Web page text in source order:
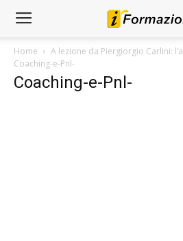
Home
A lezione da Piergiorgio Carlini:
Coaching-e-Pnl-
Coaching-e-Pnl-